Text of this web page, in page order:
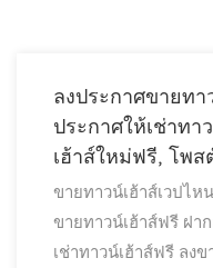
ลงประกาศขายทา
ประกาศให้เช่าทา
เฮ้าส์ใหม่ฟรี, โพส
ขายทาวน์เฮ้าส์เวปไห
ขายทาวน์เฮ้าส์ฟรี ฝา
เช่าทาวน์เฮ้าส์ฟรี ลงข